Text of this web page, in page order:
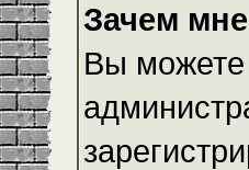
Зачем
Вы можете